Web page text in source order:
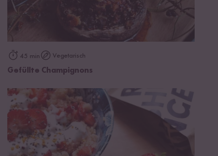
45 min Vegetarisch
Gefüllte Champignons